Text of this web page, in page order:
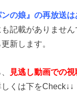
の娘』の再放送
記載がありませ
新します。
見逃し動画での
しくは下をCheck↓↓